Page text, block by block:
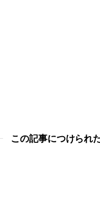
この記事につけられ